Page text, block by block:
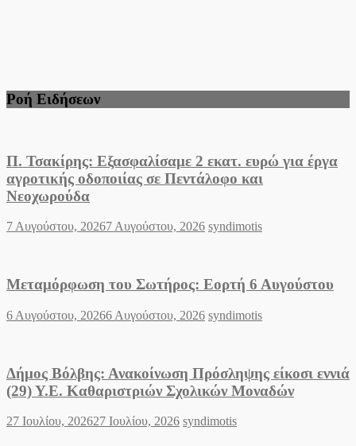
Ροή Ειδήσεων
Π. Τσακίρης: Εξασφαλίσαμε 2 εκατ. ευρώ για έργα
αγροτικής οδοποιίας σε Πεντάλοφο και
Νεοχωρούδα
Posted
7 Αυγούστου, 20267 Αυγούστου, 2026 Author
syndimotis
Μεταμόρφωση του Σωτήρος: Εορτή 6 Αυγούστου
Posted
6 Αυγούστου, 20266 Αυγούστου, 2026 Author
syndimotis
Δήμος Βόλβης: Ανακοίνωση Πρόσληψης είκοσι εννιά
(29) Υ.Ε. Καθαριστριών Σχολικών Μοναδών
Posted
27 Ιουλίου, 202627 Ιουλίου, 2026 Author
syndimotis